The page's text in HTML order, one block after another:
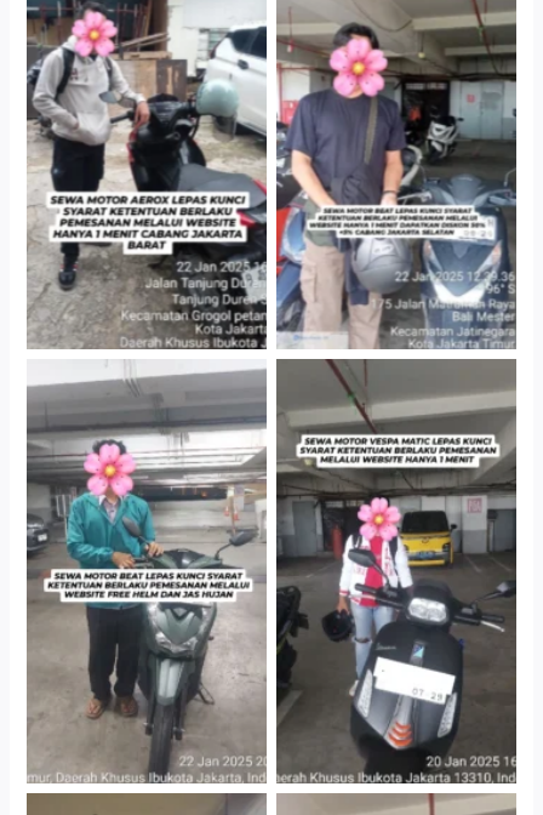
Cabang Jakarta Barat
Cityplaza Jatinegara
Gedung Parkir P6A
Cityplaza Jatinegara
Gedung Parkir P6A
Cityplaza Jatinegara
Gedung Parkir P6A